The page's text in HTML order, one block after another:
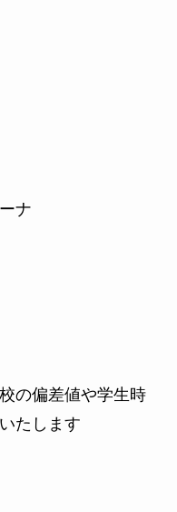
ナ
の偏差値や学生時
たします